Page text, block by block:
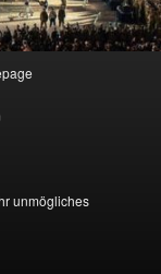
unmögliches